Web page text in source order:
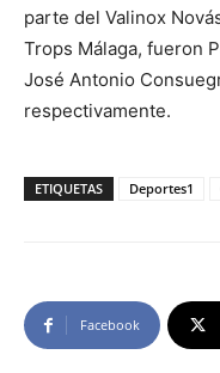
parte del Valinox
Trops Málaga, fueron
José Antonio
respectivamente.
ETIQUETAS Deportes1
Facebook